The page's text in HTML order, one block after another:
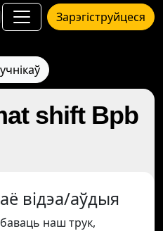
Зарэгіструйцеся
shift Bpb
відэа/аўдыя
наш трук,